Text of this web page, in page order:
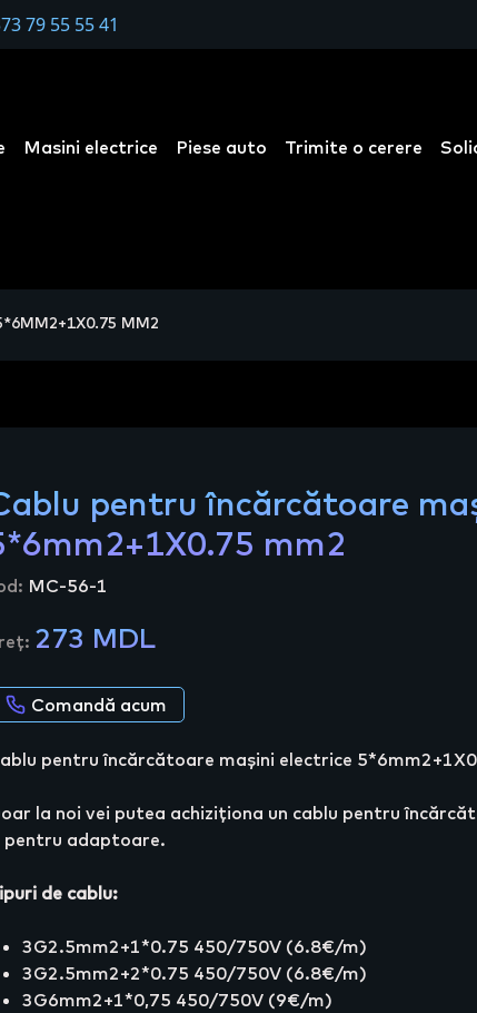
79 55 55 41
Masini electrice Piese auto Trimite o cerere
MM2
pentru încărcătoare
mm2
MC-56-1
273 MDL
Comandă acum
pentru încărcătoare mașini electrice
la noi vei putea achiziționa un cablu pentru
pentru adaptoare.
de cablu:
3G2.5mm2+1*0.75 450/750V (6.8€/m)
3G2.5mm2+2*0.75 450/750V (6.8€/m)
3G6mm2+1*0,75 450/750V (9€/m)